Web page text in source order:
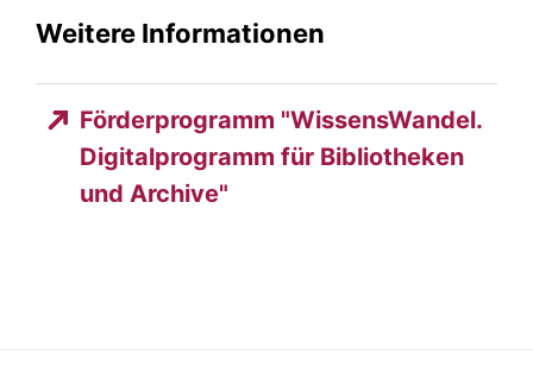
Weitere Informationen
Förderprogramm "WissensWandel.
Digitalprogramm für Bibliotheken
und Archive"